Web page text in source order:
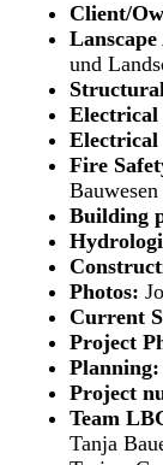
Client/
und
Electrical
Electrical
Fire
Building
Photos:
Current
Project
Planning:
Project
Team
Tanja